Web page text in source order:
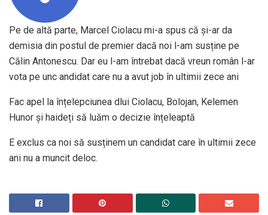
Pe de altă parte, Marcel Ciolacu mi-a spus că și-ar da
demisia din postul de premier dacă noi l-am susține pe
Călin Antonescu. Dar eu l-am întrebat dacă vreun român l-ar
vota pe unc andidat care nu a avut job în ultimii zece ani
Fac apel la înțelepciunea dlui Ciolacu, Bolojan, Kelemen
Hunor și haideți să luăm o decizie înțeleaptă
E exclus ca noi să susținem un candidat care în ultimii zece
ani nu a muncit deloc.